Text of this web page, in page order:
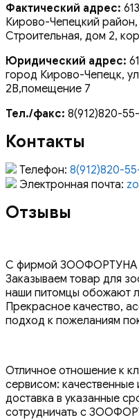
Фактический адрес:
Кирово-Чепецкий
Строительная, дом 2,
Юридический адрес:
город Кирово-Чепецк,
2В,помещение 7
Тел./факс: 8(912)820-
Контакты
Телефон: 8(912)820-
Электронная почта:
Отзывы
С фирмой ЗООФОРТУНА
Заказываем товар для
наши питомцы обожают
Прекрасное качество,
подход к пожеланиям
Отличное отношение к
сервисом: качественные
доставка в указанные
сотрудничать с